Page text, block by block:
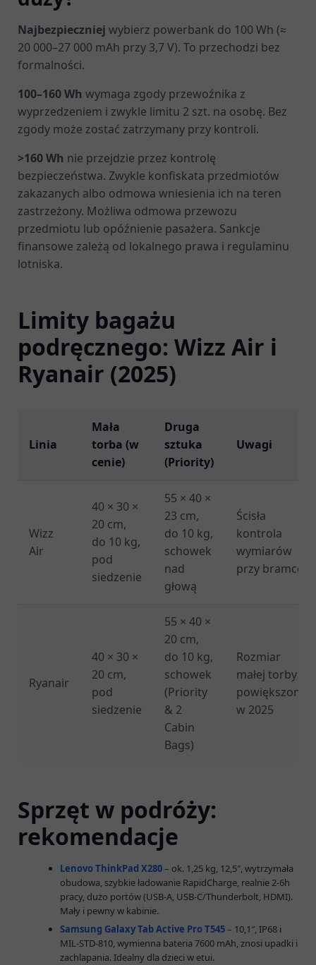
Najbezpieczniej wybierz powerbank do 100 Wh (≈
20 000–27 000 mAh przy 3,7 V). To przechodzi bez
formalności.
100–160 Wh wymaga zgody przewoźnika z
wyprzedzeniem i zwykle limitu 2 szt. na osobę. Bez
zgody może zostać zatrzymany przy kontroli.
>160 Wh nie przejdzie przez kontrolę
bezpieczeństwa. Zwykle konfiskata przedmiotów
zakazanych albo odmowa wniesienia ich na teren
zastrzeżony. Możliwa odmowa przewozu
przedmiotu lub opóźnienie pasażera. Sankcje
finansowe zależą od lokalnego prawa i regulaminu
lotniska.
Limity bagażu
podręcznego: Wizz Air i
Ryanair (2025)
Linia
Mała
torba (w
cenie)
Druga
sztuka
(Priority)
Uwagi
Wizz
Air
40 × 30 ×
20 cm,
do 10 kg,
pod
siedzenie
55 × 40 ×
23 cm,
do 10 kg,
schowek
nad
głową
Ścisła
kontrola
wymiarów
przy bramce
Ryanair
40 × 30 ×
20 cm,
pod
siedzenie
55 × 40 ×
20 cm,
do 10 kg,
schowek
(Priority
& 2
Cabin
Bags)
Rozmiar
małej torby
powiększony
w 2025
Sprzęt w podróży:
rekomendacje
Lenovo ThinkPad X280– ok. 1,25 kg, 12,5″, wytrzymała
obudowa, szybkie ładowanie RapidCharge, realnie 2-6h
pracy, dużo portów (USB-A, USB-C/Thunderbolt, HDMI).
Mały i pewny w kabinie.
Samsung Galaxy Tab Active Pro T545– 10,1″, IP68 i
MIL-STD-810, wymienna bateria 7600 mAh, znosi upadki i
zachlapania. Idealny dla dzieci w etui.